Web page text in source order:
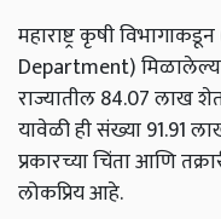
महाराष्ट्र कृषी
Department)
राज्यातील 84.07 लाख
यावेळी ही संख्या 91.91
प्रकारच्या चिंता आणि
लोकप्रिय आहे.